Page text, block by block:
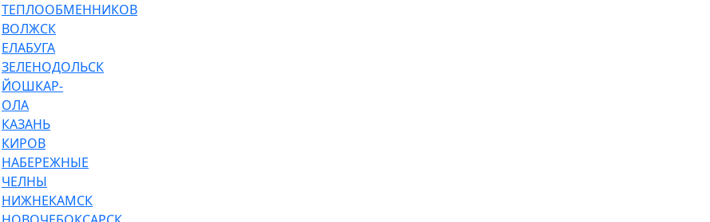
ТЕПЛООБМЕННИКОВ
ВОЛЖСК
ЕЛАБУГА
ЗЕЛЕНОДОЛЬСК
ЙОШКАР-
ОЛА
КАЗАНЬ
КИРОВ
НАБЕРЕЖНЫЕ
ЧЕЛНЫ
НИЖНЕКАМСК